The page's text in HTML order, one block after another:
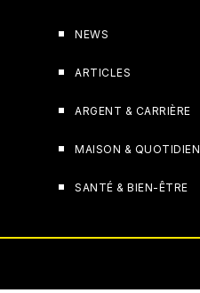
NEWS
ARTICLES
ARGENT & CARRIÈRE
MAISON & QUOTIDIEN
SANTÉ & BIEN-ÊTRE